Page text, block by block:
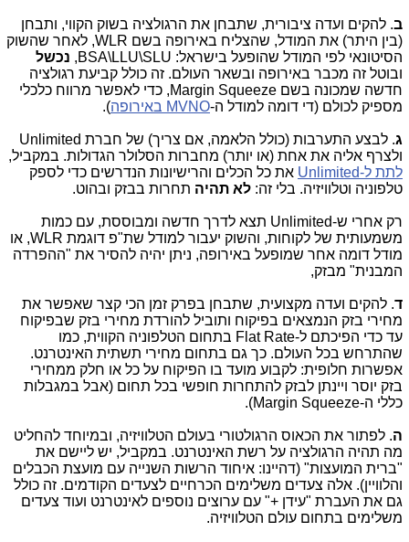
ב. להקים ועדה ציבורית, שתבחן את הרגולציה בשוק הקווי, ותבחן
(בין היתר) את המודל, שהצליח באירופה בשם WLR, לאחר שהשוק
הסיטונאי לפי המודל שהופעל בישראל: BSA\LLU\SLU,
נכשל
ובוטל זה מכבר באירופה ובשאר העולם. זה כולל קביעת רגולציה
חדשה שמכונה בשם Margin Squeeze, כדי לאפשר מרווח כלכלי
מספיק לכולם (די דומה למודל ה-MVNO באירופה ).
ג
. לבצע התערבות (כולל הלאמה, אם צריך) של חברת Unlimited
ולצרף אליה את אחת (או יותר) מחברות הסלולר הגדולות. במקביל,
לתת ל-Unlimited
את כל הכלים והרישיונות הנדרשים כדי לספק
טלפוניה וטלוויזיה. בלי זה: לא תהיה תחרות בבזק ובהוט.
רק אחרי ש-Unlimited תצא לדרך חדשה ומבוססת, עם כמות
משמעותית של לקוחות, והשוק יעבור למודל שת"פ דוגמת WLR, או
מודל דומה אחר שמופעל באירופה, ניתן יהיה להסיר את "ההפרדה
המבנית" מבזק,
ד. להקים ועדה מקצועית, שתבחן בפרק זמן הכי קצר שאפשר את
מחירי בזק הנמצאים בפיקוח ותוביל להורדת מחירי בזק שבפיקוח
עד כדי הפיכתם ל-Flat Rate בתחום הטלפוניה הקווית, כמו
שהתרחש בכל העולם. כך גם בתחום מחירי תשתית האינטרנט.
אפשרות חלופית: לקבוע מועד בו הפיקוח על כל או חלק ממחירי
בזק יוסר ויינתן לבזק להתחרות חופשי בכל תחום (אבל במגבלות
כללי ה-Margin Squeeze).
ה. לפתור את הכאוס הרגולטורי בעולם הטלוויזיה, ובמיוחד להחליט
מה תהיה הרגולציה על רשת האינטרנט. במקביל, יש ליישם את
"ברית המועצות" (דהיינו: איחוד הרשות השנייה עם מועצת הכבלים
והלוויין). אלה צעדים משלימים הכרחיים לצעדים הקודמים. זה כולל
גם את העברת "עידן +" עם ערוצים נוספים לאינטרנט ועוד צעדים
משלימים בתחום עולם הטלוויזיה.